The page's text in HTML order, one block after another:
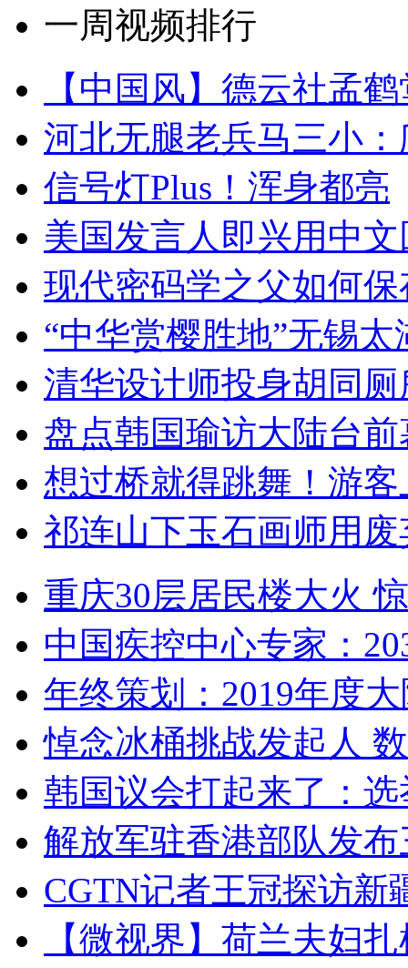
一周视频排行
【中国风】德云社孟
河北无腿老兵马三小
信号灯Plus！浑身都亮
美国发言人即兴用中
现代密码学之父如何
“中华赏樱胜地”无锡
清华设计师投身胡同
盘点韩国瑜访大陆台
想过桥就得跳舞！游客
祁连山下玉石画师用
重庆30层居民楼大火
中国疾控中心专家：
年终策划：2019年度
悼念冰桶挑战发起人
韩国议会打起来了：
解放军驻香港部队发
CGTN记者王冠探访新
【微视界】荷兰夫妇